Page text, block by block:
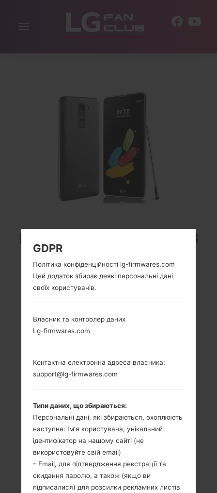
Включити
LG K520K (LGK520K) З
СЕРІЇ LG STYLUS 2
5.7 in (~72.6%
співвідношення
720 x 1280 пікселів
(~258 щільність
пікселів на дюйм)
145 грам (5.11
унції)
3000 mAh
1.5GB
GDPR
Політика конфіденційності lg-firmwares.com
Цей додаток збирає деякі персональні дані
своїх користувачів.
Власник та контролер даних
Lg-firmwares.com
Контактна електронна адреса власника:
support@lg-firmwares.com
Типи даних, що збираються:
Персональні дані, які збираються, охоплюють
наступне: Ім’я користувача, унікальний
ідентифікатор на нашому сайті (не
використовуйте свій email)
– Email, для підтвердження реєстрації та
скидання паролю, а також (якщо ви
підписалися) для розсилки рекламних листів